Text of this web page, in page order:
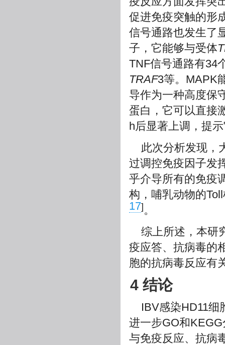
促进免疫突触的形
信号通路也发生了
子，它能够与受体
TNF信号通路有34
TRAF3等。MAPK
导作为一种高度保
蛋白，它可以直接
h后显著上调，提
此次分析发现，
过调控免疫因子发
乎介导所有的免疫
构，哺乳动物的
17]。
综上所述，本研
疫应答、抗病毒的
胞的抗病毒反应有
4 结论
IBV感染HD11细
进一步GO和
与免疫反应、抗病